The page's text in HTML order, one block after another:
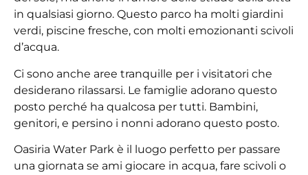
in qualsiasi giorno. Questo parco ha molti giardini
verdi, piscine fresche, con molti emozionanti scivoli
d’acqua.
Ci sono anche aree tranquille per i visitatori che
desiderano rilassarsi. Le famiglie adorano questo
posto perché ha qualcosa per tutti. Bambini,
genitori, e persino i nonni adorano questo posto.
Oasiria Water Park è il luogo perfetto per passare
una giornata se ami giocare in acqua, fare scivoli o